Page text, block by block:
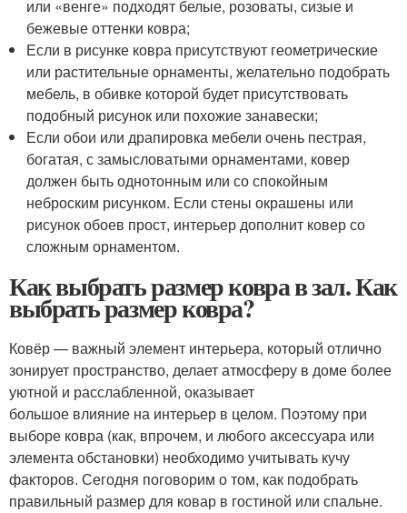
или «венге» подходят белые, розоваты, сизые и
бежевые оттенки ковра;
Если в рисунке ковра присутствуют геометрические
или растительные орнаменты, желательно подобрать
мебель, в обивке которой будет присутствовать
подобный рисунок или похожие занавески;
Если обои или драпировка мебели очень пестрая,
богатая, с замысловатыми орнаментами, ковер
должен быть однотонным или со спокойным
неброским рисунком. Если стены окрашены или
рисунок обоев прост, интерьер дополнит ковер со
сложным орнаментом.
Как выбрать размер ковра в зал. Как
выбрать размер ковра?
Ковёр — важный элемент интерьера, который отлично
зонирует пространство, делает атмосферу в доме более
уютной и расслабленной, оказывает
большое влияние на интерьер в целом. Поэтому при
выборе ковра (как, впрочем, и любого аксессуара или
элемента обстановки) необходимо учитывать кучу
факторов. Сегодня поговорим о том, как подобрать
правильный размер для ковар в гостиной или спальне.